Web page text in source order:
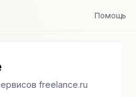
Помощь
freelance.ru